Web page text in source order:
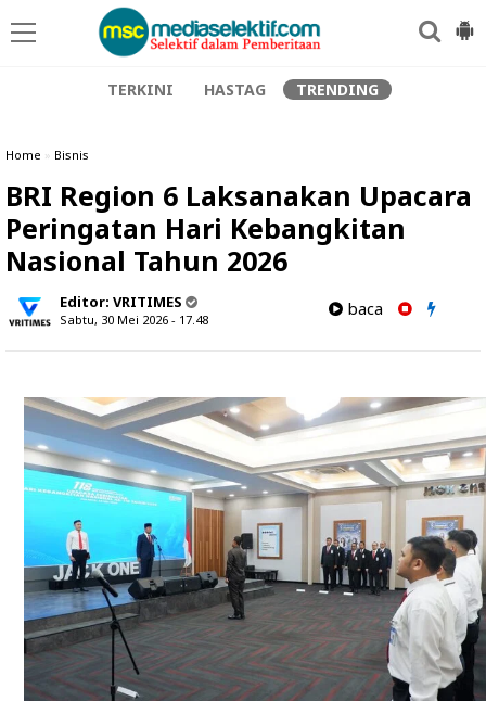
TERKINI HASTAG TRENDING
Home » Bisnis
BRI Region 6 Laksanakan Upacara
Peringatan Hari Kebangkitan
Nasional Tahun 2026
Editor: VRITIMES
Sabtu, 30 Mei 2026 - 17.48
baca